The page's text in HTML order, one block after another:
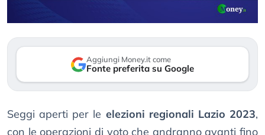
Aggiungi Money.it come
Fonte preferita su Google
Seggi aperti per le elezioni regionali Lazio 2023,
con le operazioni di voto che andranno avanti fino